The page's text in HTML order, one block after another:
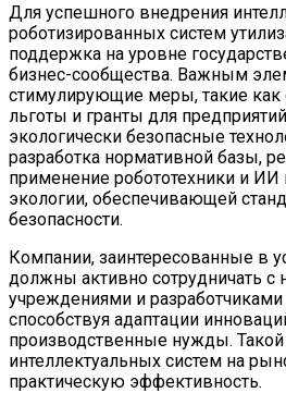
Для успешного внедрения
роботизированных систем
поддержка на уровне
бизнес-сообщества. Важным
стимулирующие меры, такие как
льготы и гранты для
экологически безопасные
разработка нормативной базы,
применение робототехники и
экологии, обеспечивающей
безопасности.
Компании, заинтересованные в
должны активно сотрудничать с
учреждениями и разработчиками
способствуя адаптации
производственные нужды.
интеллектуальных систем на
практическую эффективность.